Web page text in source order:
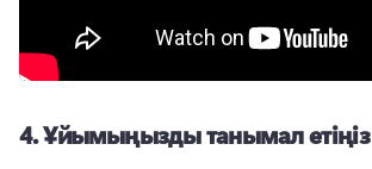
4.Ұйымыңызды танымал етіңіз